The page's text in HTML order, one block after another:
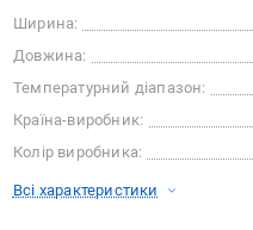
Ширина:
Довжина:
Температурний діапазон:
Країна-виробник:
Колір виробника:
Всі характеристики